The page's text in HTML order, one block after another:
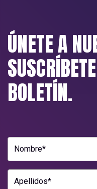
ÚNETE A
BOLETÍN.
Nombre*
Apellidos*